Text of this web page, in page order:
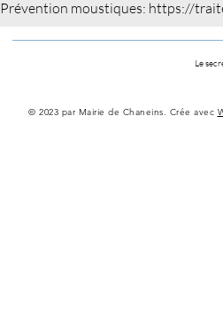
Prévention moustiques: https://
Le
© 2023 par Mairie de Chaneins. Crée avec